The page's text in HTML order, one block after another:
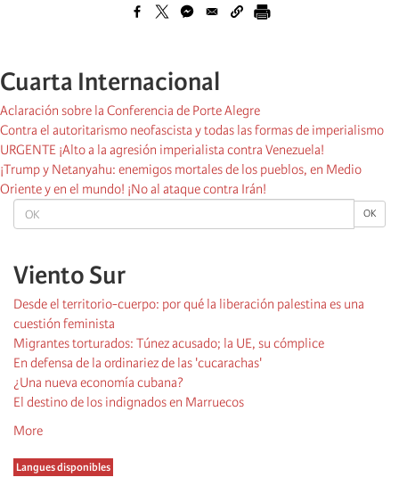
OK OK
Viento Sur
Desde el territorio-cuerpo: por qué la liberación palestina es una
cuestión feminista
Migrantes torturados: Túnez acusado; la UE, su cómplice
En defensa de la ordinariez de las 'cucarachas'
¿Una nueva economía cubana?
El destino de los indignados en Marruecos
More
Langues disponibles
Cuarta Internacional
Aclaración sobre la Conferencia de Porte Alegre
Contra el autoritarismo neofascista y todas las formas de imperialismo
URGENTE ¡Alto a la agresión imperialista contra Venezuela!
¡Trump y Netanyahu: enemigos mortales de los pueblos, en Medio
Oriente y en el mundo! ¡No al ataque contra Irán!